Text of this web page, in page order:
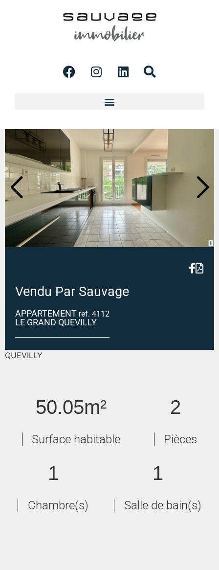
Vendu Par Sauvage
APPARTEMENT ref. 4112
LE GRAND QUEVILLY
QUEVILLY
50.05m²
Surface habitable
2
Pièces
1
Chambre(s)
1
Salle de bain(s)